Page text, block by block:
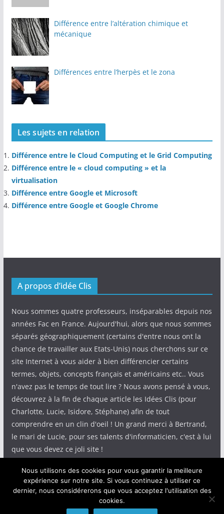
Différence entre l’altération chimique et
mécanique
Différences entre l’herpès et le zona
Les sujets en relation
Différence entre le Cloud Computing et le Grid Computing
Différence entre le « cloud computing » et la
virtualisation
Différence entre Google et Microsoft
Différence entre Google et Google Chrome
A propos d’idée Clis
Nous sommes quatre professeurs, inséparables depuis nos
années Fac en France. Aujourd'hui, alors que nous sommes
séparés géographiquement (certains d'entre nous ont la
chance de travailler aux Etats-Unis) nous cherchons sur ce
site Internet à vous aider à bien différencier certains
termes, objets, concepts français et américains etc.. Vous
n'avez pas le temps de tout lire ? Nous avons pensé à vous,
découvrez à la fin de chaque article les Idées Clis (pour
Charlotte, Lucie, Isidore, Stéphane) afin de tout
comprendre en un clin d'oeil ! Un grand merci à Bertrand,
le mari de Lucie, pour ses talents d'informaticien, c'est à lui
que vous devez ce joli site !
IdeeClis. Tous droits réservés.
Nous utilisons des cookies pour vous garantir la meilleure
expérience sur notre site. Si vous continuez à utiliser ce
dernier, nous considérerons que vous acceptez l'utilisation des
cookies.